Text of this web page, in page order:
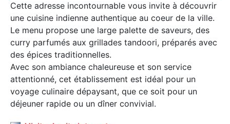
Cette adresse incontournable vous invite à découvrir
une cuisine indienne authentique au coeur de la ville.
Le menu propose une large palette de saveurs, des
curry parfumés aux grillades tandoori, préparés avec
des épices traditionnelles.
Avec son ambiance chaleureuse et son service
attentionné, cet établissement est idéal pour un
voyage culinaire dépaysant, que ce soit pour un
déjeuner rapide ou un dîner convivial.